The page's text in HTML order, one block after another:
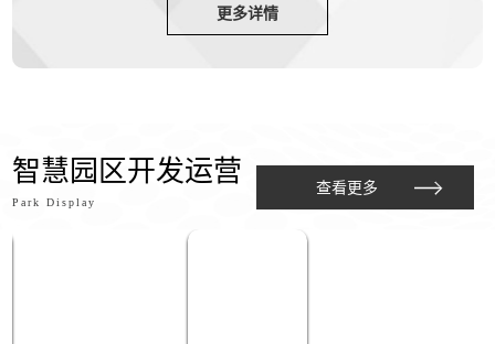
更多详情
智慧园区开发运营
Park Display
查看更多